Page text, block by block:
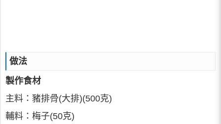
做法
製作食材
主料：豬排骨(大排)(500克)
輔料：梅子(50克)